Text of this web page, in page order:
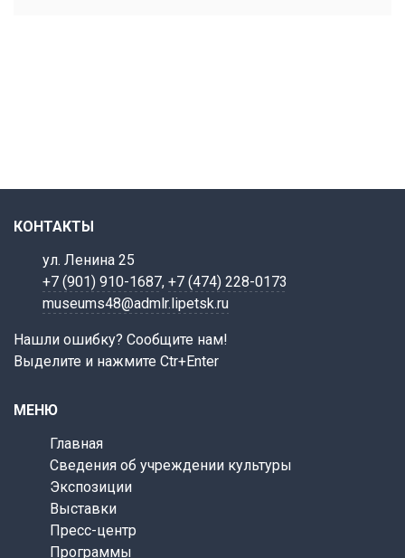
КОНТАКТЫ
ул. Ленина 25
+7 (901) 910-1687, +7 (474) 228-0173
museums48@admlr.lipetsk.ru
Нашли ошибку? Сообщите нам!
Выделите и нажмите Ctr+Enter
МЕНЮ
Главная
Сведения об учреждении культуры
Экспозиции
Выставки
Пресс-центр
Программы